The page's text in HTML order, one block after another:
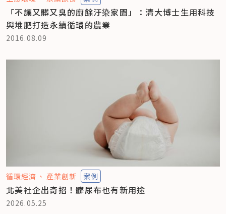
「不讓又髒又臭的廚餘汙染家園」：清大博士生用科技
與堆肥打造永續循環的農業
2016.08.09
循環經濟 產業創新 案例
北美社企出奇招！髒尿布也有新用途
2026.05.25